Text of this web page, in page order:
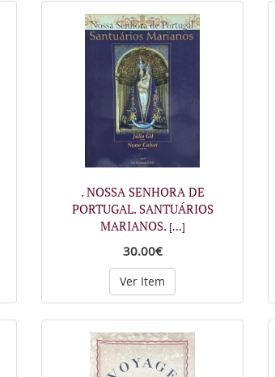
. NOSSA SENHORA DE
PORTUGAL. SANTUÁRIOS
MARIANOS. [...]
30.00€
Ver Item